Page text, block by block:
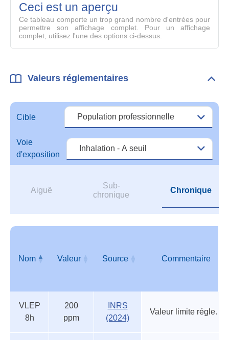
Ceci est un aperçu
Ce tableau comporte un trop grand nombre d'entrées pour
permettre son affichage complet. Pour un affichage
complet, utilisez l'une des options ci-dessus.
Valeurs réglementaires
Cible
Voie
d'exposition
Aiguë
Sub-
chronique
Chronique
réglementaires
Nom Valeur Source Commentaire
VLEP
8h
200
ppm
INRS
(2024)
Valeur limite réglementaire contraignante